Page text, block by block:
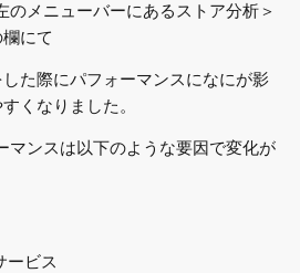
メニューバーにあるストア分析＞
にて
た際にパフォーマンスになにが影
くなりました。
マンスは以下のような要因で変化が
ービス